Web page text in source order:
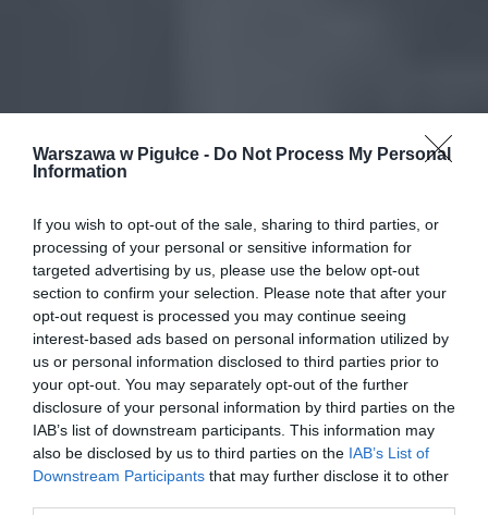
Warszawa w Pigułce - Do Not Process My Personal
Information
If you wish to opt-out of the sale, sharing to third parties, or
processing of your personal or sensitive information for
targeted advertising by us, please use the below opt-out
section to confirm your selection. Please note that after your
opt-out request is processed you may continue seeing
interest-based ads based on personal information utilized by
us or personal information disclosed to third parties prior to
your opt-out. You may separately opt-out of the further
disclosure of your personal information by third parties on the
IAB’s list of downstream participants. This information may
also be disclosed by us to third parties on the IAB’s List of
Downstream Participants that may further disclose it to other